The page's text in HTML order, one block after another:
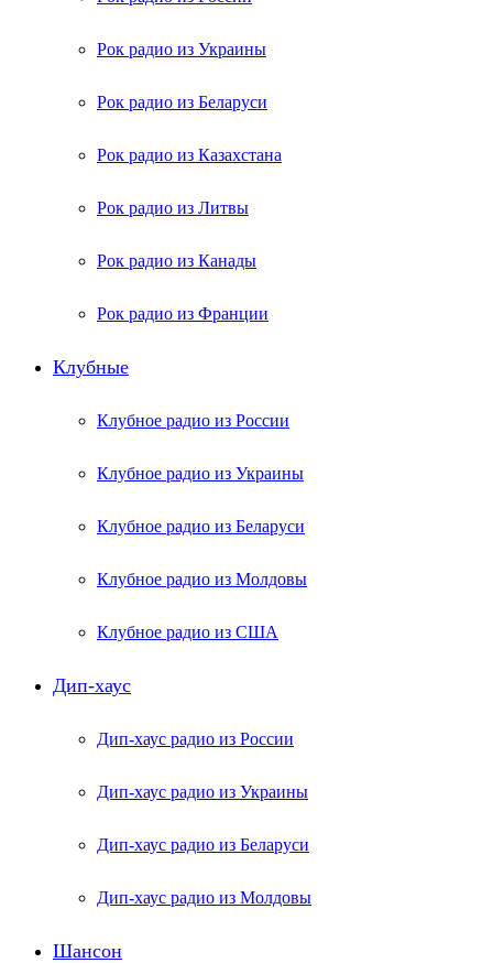
Рок радио из Украины
Рок радио из Беларуси
Рок радио из Казахстана
Рок радио из Литвы
Рок радио из Канады
Рок радио из Франции
Клубные
Клубное радио из России
Клубное радио из Украины
Клубное радио из Беларуси
Клубное радио из Молдовы
Клубное радио из США
Дип-хаус
Дип-хаус радио из России
Дип-хаус радио из Украины
Дип-хаус радио из Беларуси
Дип-хаус радио из Молдовы
Шансон